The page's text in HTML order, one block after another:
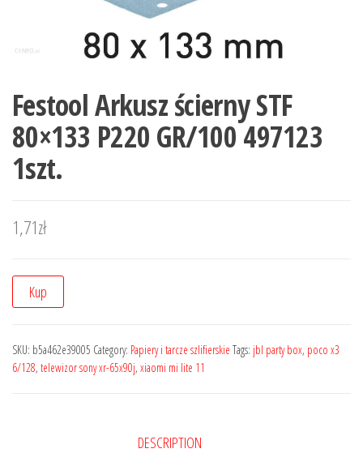
Festool Arkusz ścierny STF
80×133 P220 GR/100 497123
1szt.
1,71zł
Kup
SKU: b5a462e39005 Category: Papiery i tarcze szlifierskie Tags: jbl party box, poco x3
6/128, telewizor sony xr-65x90j, xiaomi mi lite 11
DESCRIPTION